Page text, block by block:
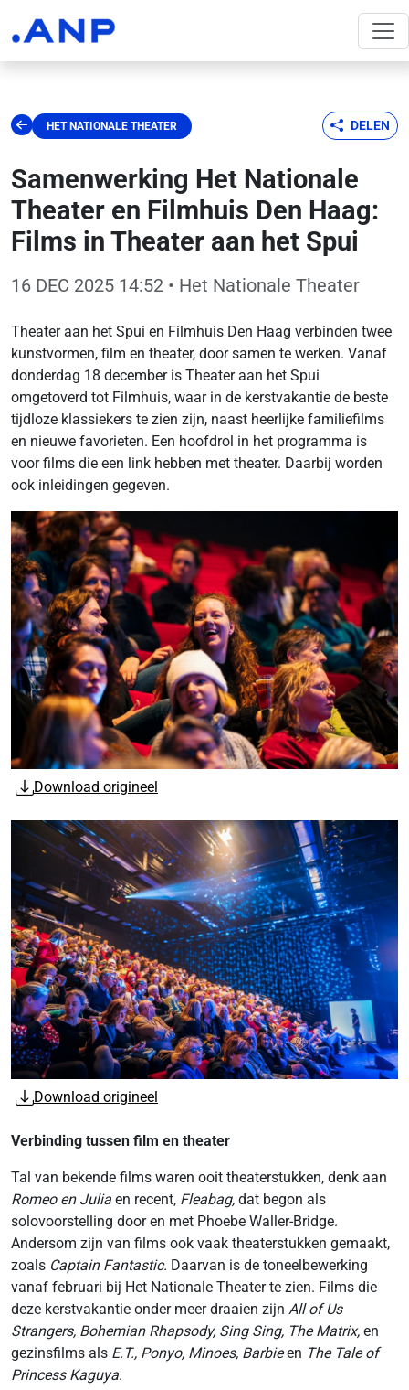
HET NATIONALE THEATER DELEN
Samenwerking Het Nationale
Theater en Filmhuis Den Haag:
Films in Theater aan het Spui
16 DEC 2025 14:52 • Het Nationale Theater
Theater aan het Spui en Filmhuis Den Haag verbinden twee
kunstvormen, film en theater, door samen te werken. Vanaf
donderdag 18 december is Theater aan het Spui
omgetoverd tot Filmhuis, waar in de kerstvakantie de beste
tijdloze klassiekers te zien zijn, naast heerlijke familiefilms
en nieuwe favorieten. Een hoofdrol in het programma is
voor films die een link hebben met theater. Daarbij worden
ook inleidingen gegeven.
Download origineel
Download origineel
Verbinding tussen film en theater
Tal van bekende films waren ooit theaterstukken, denk aan
Romeo en Julia en recent, Fleabag, dat begon als
solovoorstelling door en met Phoebe Waller-Bridge.
Andersom zijn van films ook vaak theaterstukken gemaakt,
zoals Captain Fantastic. Daarvan is de toneelbewerking
vanaf februari bij Het Nationale Theater te zien. Films die
deze kerstvakantie onder meer draaien zijn All of Us
Strangers, Bohemian Rhapsody, Sing Sing, The Matrix, en
gezinsfilms als E.T., Ponyo, Minoes, Barbieen The Tale of
Princess Kaguya.